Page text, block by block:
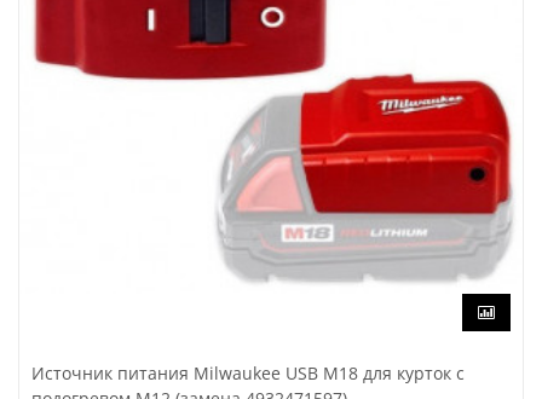
Источник питания Milwaukee USB M18 для курток с